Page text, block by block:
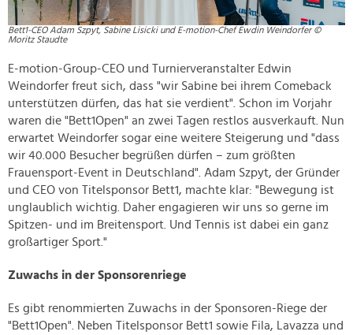
Bett1-CEO Adam Szpyt, Sabine Lisicki und E-motion-Chef Ewdin Weindorfer ©
Moritz Staudte
E-motion-Group-CEO und Turnierveranstalter Edwin
Weindorfer freut sich, dass "wir Sabine bei ihrem Comeback
unterstützen dürfen, das hat sie verdient". Schon im Vorjahr
waren die "Bett1Open" an zwei Tagen restlos ausverkauft. Nun
erwartet Weindorfer sogar eine weitere Steigerung und "dass
wir 40.000 Besucher begrüßen dürfen – zum größten
Frauensport-Event in Deutschland". Adam Szpyt, der Gründer
und CEO von Titelsponsor Bett1, machte klar: "Bewegung ist
unglaublich wichtig. Daher engagieren wir uns so gerne im
Spitzen- und im Breitensport. Und Tennis ist dabei ein ganz
großartiger Sport."
Zuwachs in der Sponsorenriege
Es gibt renommierten Zuwachs in der Sponsoren-Riege der
"Bett1Open". Neben Titelsponsor Bett1 sowie Fila, Lavazza und